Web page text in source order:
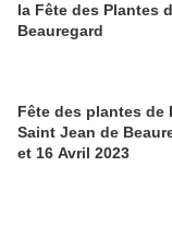
la Fête des Plantes
Beauregard
Fête des plantes de
Saint Jean de
et 16 Avril 2023